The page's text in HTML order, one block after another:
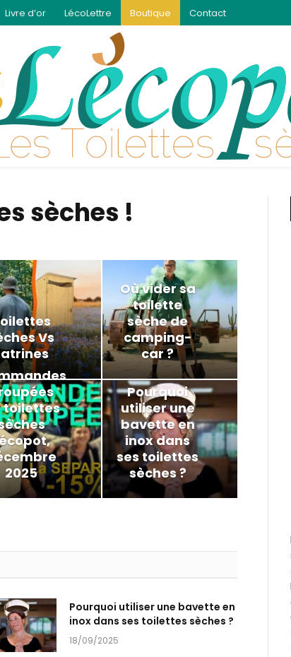
Livre d’or LécoLettre Boutique Contact
sèches !
Vs
toilettes
2025
Où vider sa
toilette
sèche de
camping-
car ?
Pourquoi
utiliser une
bavette en
inox dans
ses toilettes
sèches ?
Pourquoi utiliser une bavette en
inox dans ses toilettes sèches ?
18/09/2025